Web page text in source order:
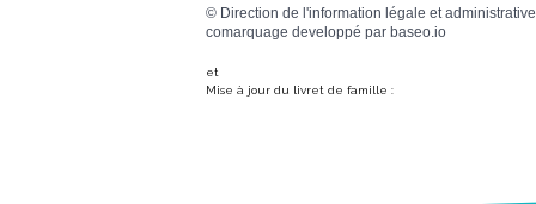
© Direction de l'information légale et administrative
comarquage developpé par baseo.io
et
Mise à jour du livret de famille :